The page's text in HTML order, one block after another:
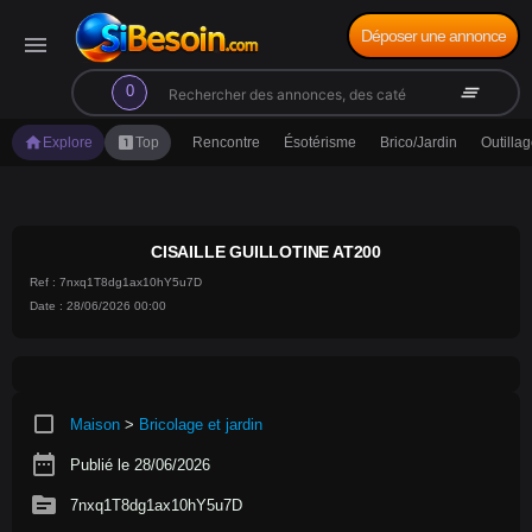
menu
0
search clear_all
Déposer une annonce
home Explore looks_oneTop Rencontre Ésotérisme Brico/Jardin
CISAILLE GUILLOTINE AT200
Ref : 7nxq1T8dg1ax10hY5u7D
Date : 28/06/2026 00:00
crop_square Maison > Bricolage et jardin
date_range Publié le 28/06/2026
source 7nxq1T8dg1ax10hY5u7D